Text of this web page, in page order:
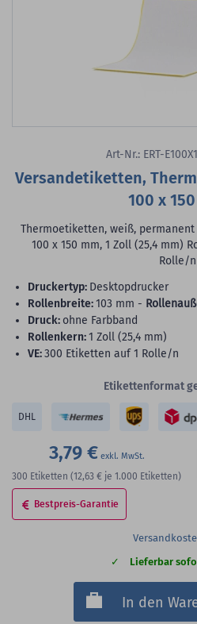
Art-Nr.: ERT-
Versandetiketten,
100 x
Thermoetiketten, weiß,
100 x 150 mm, 1 Zoll (25,4 mm)
Rolle/n
Druckertyp: Desktopdrucker
Rollenbreite:103 mm -
Druck: ohne Farbband
Rollenkern:1 Zoll (25,4 mm)
VE:300 Etiketten auf 1 Rolle/n
Etikettenformat
DHL
3,79 €
300 Etiketten (12,63 € je 1.000 Etiketten)
Bestpreis-Garantie
Lieferbar
In den